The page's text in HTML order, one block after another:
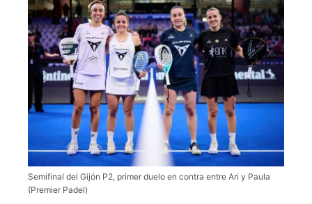
Semifinal del Gijón P2, primer duelo en contra entre Ari y Paula
(Premier Padel)